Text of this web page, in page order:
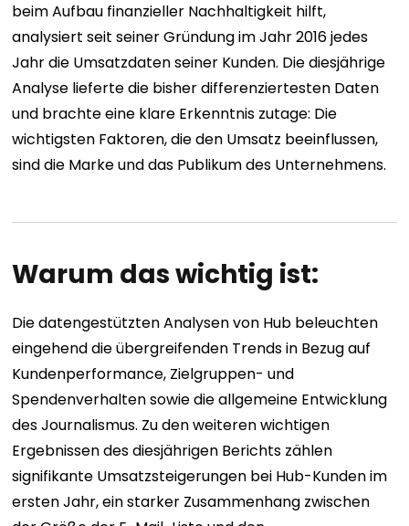
beim Aufbau finanzieller Nachhaltigkeit hilft,
analysiert seit seiner Gründung im Jahr 2016 jedes
Jahr die Umsatzdaten seiner Kunden. Die diesjährige
Analyse lieferte die bisher differenziertesten Daten
und brachte eine klare Erkenntnis zutage: Die
wichtigsten Faktoren, die den Umsatz beeinflussen,
sind die Marke und das Publikum des Unternehmens.
Warum das wichtig ist:
Die datengestützten Analysen von Hub beleuchten
eingehend die übergreifenden Trends in Bezug auf
Kundenperformance, Zielgruppen- und
Spendenverhalten sowie die allgemeine Entwicklung
des Journalismus. Zu den weiteren wichtigen
Ergebnissen des diesjährigen Berichts zählen
signifikante Umsatzsteigerungen bei Hub-Kunden im
ersten Jahr, ein starker Zusammenhang zwischen